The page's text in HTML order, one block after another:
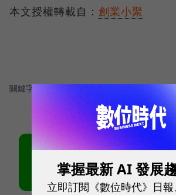
本文授權轉載自： 創業小聚
關鍵字： ＃Meet創業之星 ＃健康科技
掌握最新 AI 發展
立即訂閱《數位時代》日